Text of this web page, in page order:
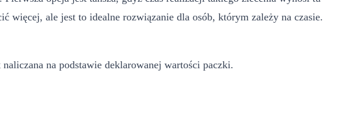
więcej, ale jest to idealne rozwiązanie dla osób, którym zależy na czasie.
na podstawie deklarowanej wartości paczki.